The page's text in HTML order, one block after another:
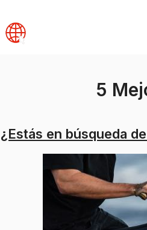
5
¿Estás en búsqueda